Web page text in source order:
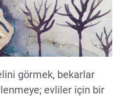
görmek, bekarlar
evliler için bir